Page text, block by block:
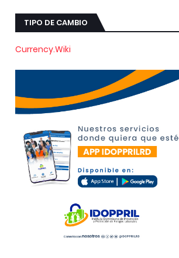
TIPO DE CAMBIO
Currency.Wiki